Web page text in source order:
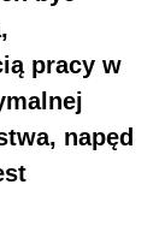
pracy w
napęd